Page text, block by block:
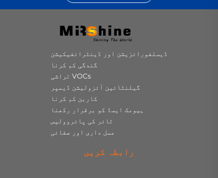
ڈیسلفورائزیشن اور ڈینٹرائفیکیشن
گندگی کم کرنا
VOCs تراشی
گیلنٹائین آئزولیشن ڈیمپر
کاربن کم کرنا
ہیومک ایسڈ کو برقرار رکھنا
ٹائر کی پائروولیس
عمل داری اور صفائی
رابطہ کریں